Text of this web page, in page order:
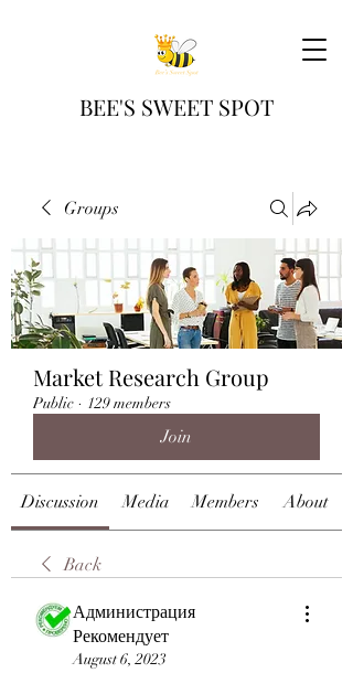
BEE'S SWEET SPOT
Groups
Market Research Group
Public · 129 members
Join
Discussion Media Members About
Back
Администрация
Рекомендует
August 6, 2023